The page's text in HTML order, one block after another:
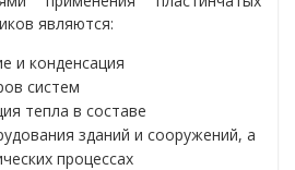
являются:
и конденсация
систем
тепла в составе
зданий и сооружений, а
процессах